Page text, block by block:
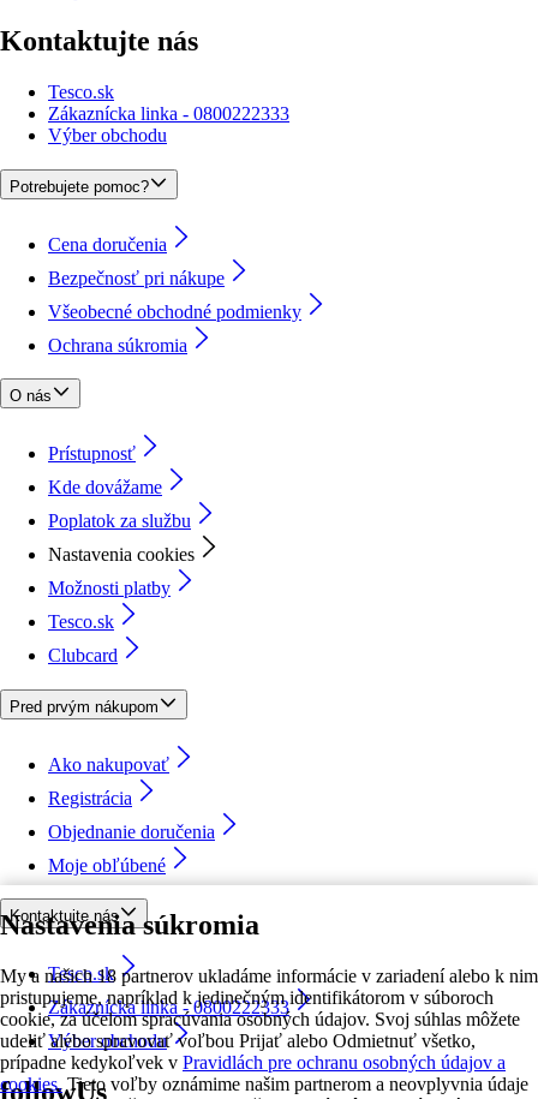
Nastavenia súkromia
My a našich 18 partnerov ukladáme informácie v zariadení alebo k nim
pristupujeme, napríklad k jedinečným identifikátorom v súboroch
cookie, za účelom spracúvania osobných údajov. Svoj súhlas môžete
udeliť alebo spravovať voľbou Prijať alebo Odmietnuť všetko,
prípadne kedykoľvek v Pravidlách pre ochranu osobných údajov a
cookies. Tieto voľby oznámime našim partnerom a neovplyvnia údaje
Kontaktujte nás
Tesco.sk
Zákaznícka linka - 0800222333
Výber obchodu
Potrebujete pomoc?
Cena doručenia
Bezpečnosť pri nákupe
Všeobecné obchodné podmienky
Ochrana súkromia
O nás
Prístupnosť
Kde dovážame
Poplatok za službu
Nastavenia cookies
Možnosti platby
Tesco.sk
Clubcard
Pred prvým nákupom
Ako nakupovať
Registrácia
Objednanie doručenia
Moje obľúbené
Kontaktujte nás
Tesco.sk
Zákaznícka linka - 0800222333
Výber obchodu
followUs